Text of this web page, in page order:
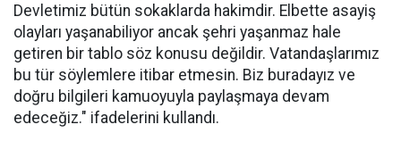
Devletimiz bütün sokaklarda hakimdir. Elbette asayiş
olayları yaşanabiliyor ancak şehri yaşanmaz hale
getiren bir tablo söz konusu değildir. Vatandaşlarımız
bu tür söylemlere itibar etmesin. Biz buradayız ve
doğru bilgileri kamuoyuyla paylaşmaya devam
edeceğiz." ifadelerini kullandı.